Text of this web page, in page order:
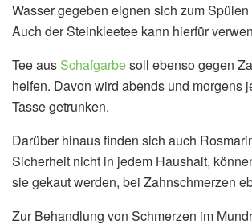
Wasser gegeben eignen sich zum
Auch der Steinkleetee kann hierfür
Tee aus Schafgarbesoll ebenso gegen
helfen. Davon wird abends und morgens
Tasse getrunken.
Darüber hinaus finden sich auch
Sicherheit nicht in jedem Haushalt,
sie gekaut werden, bei Zahnschmerzen
Zur Behandlung von Schmerzen im